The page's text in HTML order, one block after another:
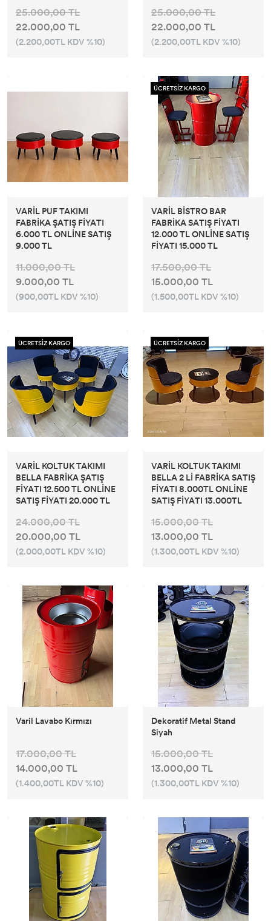
25.000,00 TL
22.000,00 TL
(2.200,00TL KDV %10)
25.000,00 TL
22.000,00 TL
(2.200,00TL KDV %10)
VARİL PUF TAKIMI
FABRİKA ŞATIŞ FİYATI
6.000 TL ONLİNE SATIŞ
9.000 TL
11.000,00 TL
9.000,00 TL
(900,00TL KDV %10)
ÜCRETSİZ KARGO
VARİL BİSTRO BAR
FABRİKA SATIŞ FİYATI
12.000 TL ONLİNE SATIŞ
FİYATI 15.000 TL
17.500,00 TL
15.000,00 TL
(1.500,00TL KDV %10)
ÜCRETSİZ KARGO
VARİL KOLTUK TAKIMI
BELLA FABRİKA ŞATIŞ
FİYATI 12.500 TL ONLİNE
SATIŞ FİYATI 20.000 TL
24.000,00 TL
20.000,00 TL
(2.000,00TL KDV %10)
ÜCRETSİZ KARGO
VARİL KOLTUK TAKIMI
BELLA 2 Lİ FABRİKA SATIŞ
FİYATI 8.000TL ONLİNE
SATIŞ FİYATI 13.000TL
15.000,00 TL
13.000,00 TL
(1.300,00TL KDV %10)
Varil Lavabo Kırmızı
17.000,00 TL
14.000,00 TL
(1.400,00TL KDV %10)
Dekoratif Metal Stand
Siyah
15.000,00 TL
13.000,00 TL
(1.300,00TL KDV %10)